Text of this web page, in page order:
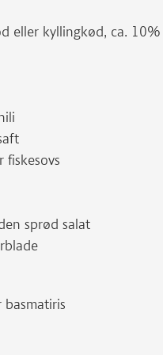
eller kyllingkød, ca.
fiskesovs
sprød salat
basmatiris